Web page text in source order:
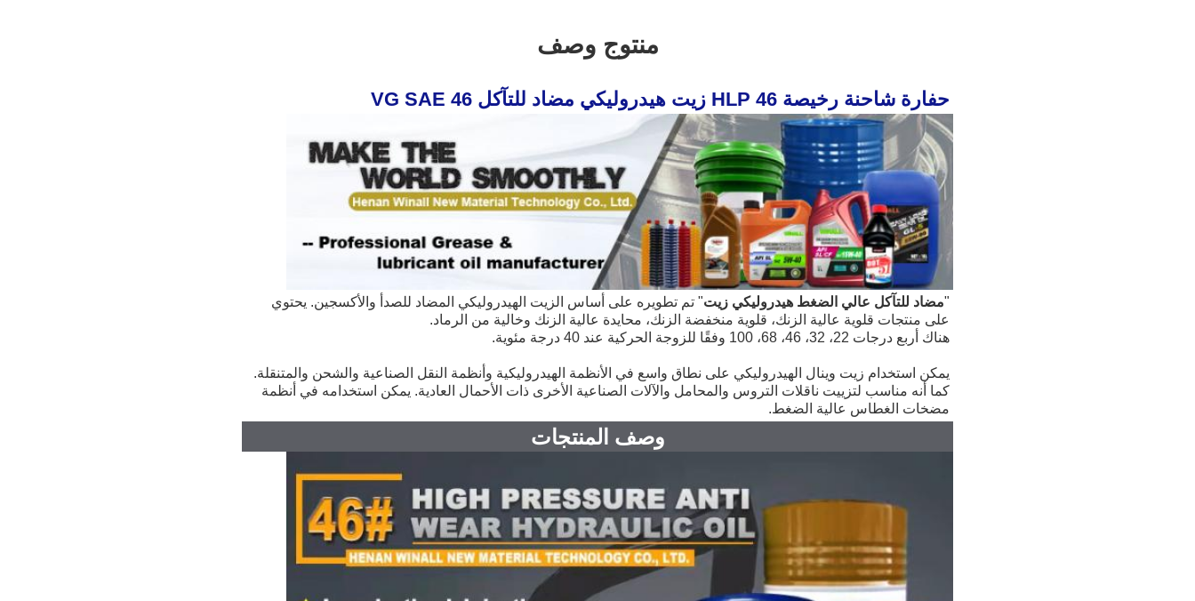
منتوج وصف
حفارة شاحنة رخيصة HLP 46 زيت هيدروليكي مضاد للتآكل VG SAE 46
"مضاد للتآكل عالي الضغط هيدروليكي زيت"
على منتجات قلوية عالية الزنك، قلوية منخفضة الزنك، محايدة عالية الزنك وخالية من الرماد.
هناك أربع درجات 22، 32، 46، 68، 100 وفقًا للزوجة الحركية عند 40 درجة مئوية.
مضخات الغطاس عالية الضغط.
وصف المنتجات